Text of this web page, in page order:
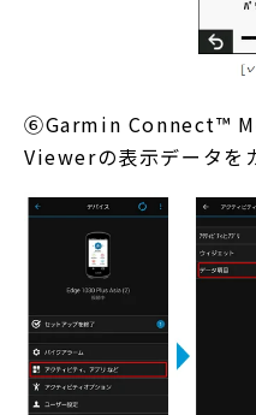
⑥Garmin Connect™
Viewerの表示データを